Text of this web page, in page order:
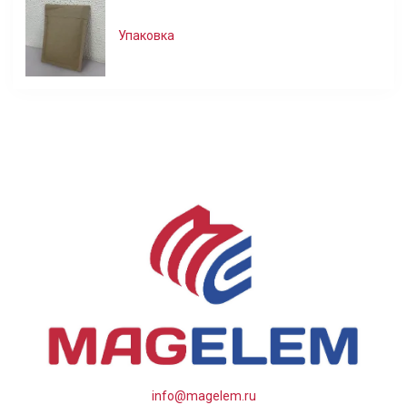
Упаковка
info@magelem.ru